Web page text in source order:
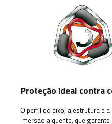
Proteção ideal contra
O perfil do eixo, a estrutura e
imersão a quente, que